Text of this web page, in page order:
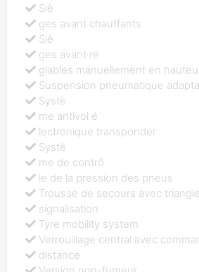
Siè
ges avant chauffants
Siè
ges avant ré
glables manuellement en
Suspension pneumatique
Systè
me antivol é
lectronique transponder
Systè
me de contrô
le de la pression des pneus
Trousse de secours avec
signalisation
Tyre mobility system
Verrouillage central avec
distance